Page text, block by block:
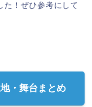
た！ぜひ参考にして
・舞台まとめ